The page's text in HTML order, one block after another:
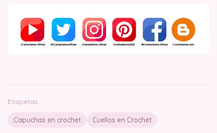
Etiquetas
Capuchas en crochet Cuellos en Crochet